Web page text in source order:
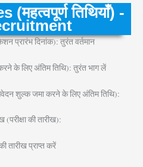
तिथियाँ) -
प्रारंभ दिनांक): तुरंत वर्तमान
के लिए अंतिम तिथि): तुरंत भाग लें
शुल्क जमा करने के लिए अंतिम तिथि):
(परीक्षा की तारीख):
तारीख प्राप्त करें